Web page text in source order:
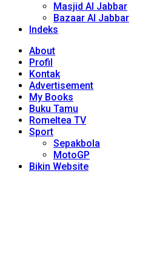
Masjid Al Jabbar
Bazaar Al Jabbar
Indeks
About
Profil
Kontak
Advertisement
My Books
Buku Tamu
Romeltea TV
Sport
Sepakbola
MotoGP
Bikin Website